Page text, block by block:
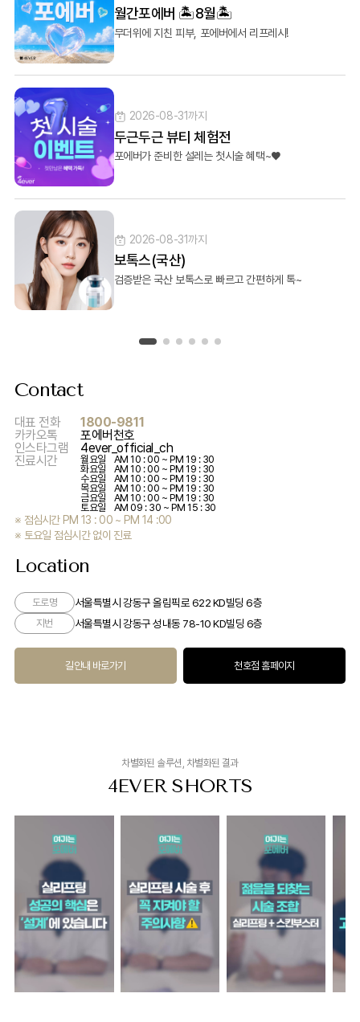
월간포에버 🏝️8월🏝️
무더위에 지친 피부, 포에버에서 리프레시!
2026-08-31까지
두근두근 뷰티 체험전
포에버가 준비한 설레는 첫시술 혜택~♥
2026-08-31까지
보톡스(국산)
검증받은 국산 보톡스로 빠르고 간편하게 톡~
Contact
대표 전화
1800-9811
카카오톡
포에버천호
인스타그램
4ever_official_ch
진료시간
월요일
AM 10 : 00 ~ PM 19 : 30
화요일
AM 10 : 00 ~ PM 19 : 30
수요일
AM 10 : 00 ~ PM 19 : 30
목요일
AM 10 : 00 ~ PM 19 : 30
금요일
AM 10 : 00 ~ PM 19 : 30
토요일
AM 09 : 30 ~ PM 15 : 30
※ 점심시간 PM 13 : 00 ~ PM 14 :00
※ 토요일 점심시간 없이 진료
Location
도로명 서울특별시 강동구 올림픽로 622 KD빌딩 6층
지번 서울특별시 강동구 성내동 78-10 KD빌딩 6층
길안내 바로가기 천호점 홈페이지
차별화된 솔루션, 차별화된 결과
4EVER SHORTS